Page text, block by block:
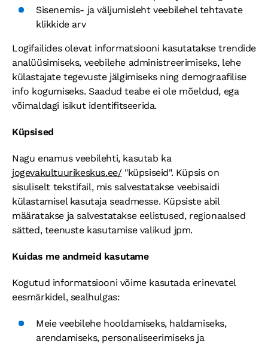
Sisenemis- ja väljumisleht veebilehel tehtavate
klikkide arv
Logifailides olevat informatsiooni kasutatakse trendide
analüüsimiseks, veebilehe administreerimiseks, lehe
külastajate tegevuste jälgimiseks ning demograafilise
info kogumiseks. Saadud teabe ei ole mõeldud, ega
võimaldagi isikut identifitseerida.
Küpsised
Nagu enamus veebilehti, kasutab ka
jogevakultuurikeskus.ee/"küpsiseid". Küpsis on
sisuliselt tekstifail, mis salvestatakse veebisaidi
külastamisel kasutaja seadmesse. Küpsiste abil
määratakse ja salvestatakse eelistused, regionaalsed
sätted, teenuste kasutamise valikud jpm.
Kuidas me andmeid kasutame
Kogutud informatsiooni võime kasutada erinevatel
eesmärkidel, sealhulgas:
Meie veebilehe hooldamiseks, haldamiseks,
arendamiseks, personaliseerimiseks ja